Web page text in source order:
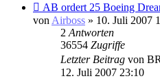
AB ordert 25 Boeing
von Airboss » 10. Juli 2007
2 Antworten
36554 Zugriffe
Letzter Beitrag von
12. Juli 2007 23:10